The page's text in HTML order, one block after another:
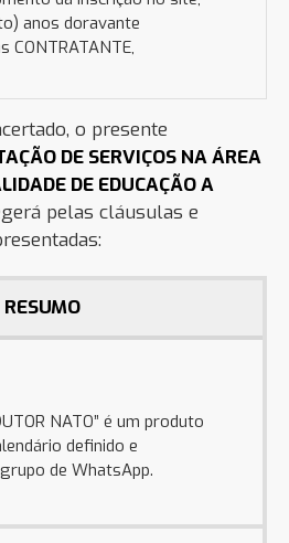
anos doravante
CONTRATANTE,
o presente
DE SERVIÇOS NA ÁREA
DE EDUCAÇÃO A
pelas cláusulas e
RESUMO
NATO” é um produto
definido e
de WhatsApp.